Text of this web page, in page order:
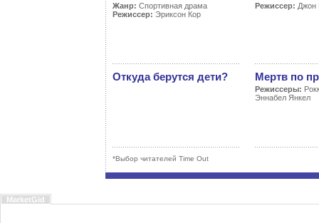
Жанр: Спортивная драма
Режиссер: Эриксон Кор
Режиссер: Джон
Откуда берутся дети? Мертв по
Режиссеры:
Эннабел Янкел
*Выбор читателей Time Out
MarketGid